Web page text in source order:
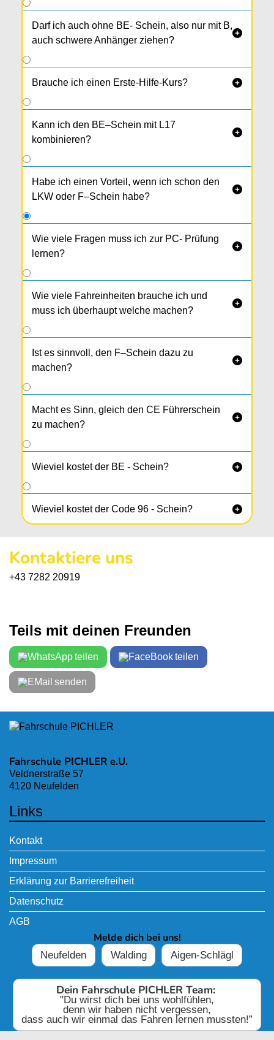
Darf ich auch ohne BE- Schein, also nur mit B,
auch schwere Anhänger ziehen?

Brauche ich einen Erste-Hilfe-Kurs? 
Kann ich den BE–Schein mit L17
kombinieren?

Habe ich einen Vorteil, wenn ich schon den
LKW oder F–Schein habe?

Wie viele Fragen muss ich zur PC- Prüfung
lernen?

Derzeit 114 Fragen.
Wie viele Fahreinheiten brauche ich und
muss ich überhaupt welche machen?

Ist es sinnvoll, den F–Schein dazu zu
machen?

Macht es Sinn, gleich den CE Führerschein
zu machen?

Wieviel kostet der BE - Schein? 
Wieviel kostet der Code 96 - Schein? 
Kontaktiere uns
+43 7282 20919
Teils mit deinen Freunden
teilen teilen
senden
Fahrschule PICHLER e.U.
Veldnerstraße 57
4120 Neufelden
Links
Kontakt
Impressum
Erklärung zur Barrierefreiheit
Datenschutz
AGB
Melde dich bei uns!
Neufelden Walding Aigen-Schlägl
Dein Fahrschule PICHLER Team:
"Du wirst dich bei uns wohlfühlen,
denn wir haben nicht vergessen,
dass auch wir einmal das Fahren lernen mussten!”